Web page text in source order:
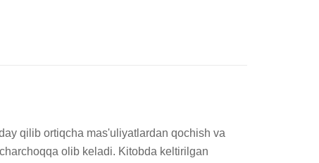
qilib ortiqcha mas'uliyatlardan qochish va
olib keladi. Kitobda keltirilgan